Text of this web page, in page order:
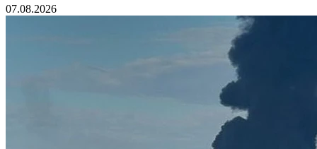
07.08.2026